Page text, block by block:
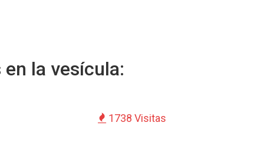
la vesícula:
1738 Visitas